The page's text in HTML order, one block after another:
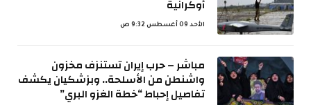
أوكرانية
الأحد 09 أغسطس 9:32 ص
مباشر – حرب إيران تستنزف مخزون
واشنطن من الأسلحة.. وبزشكيان يكشف
تفاصيل إحباط “خطة الغزو البري”